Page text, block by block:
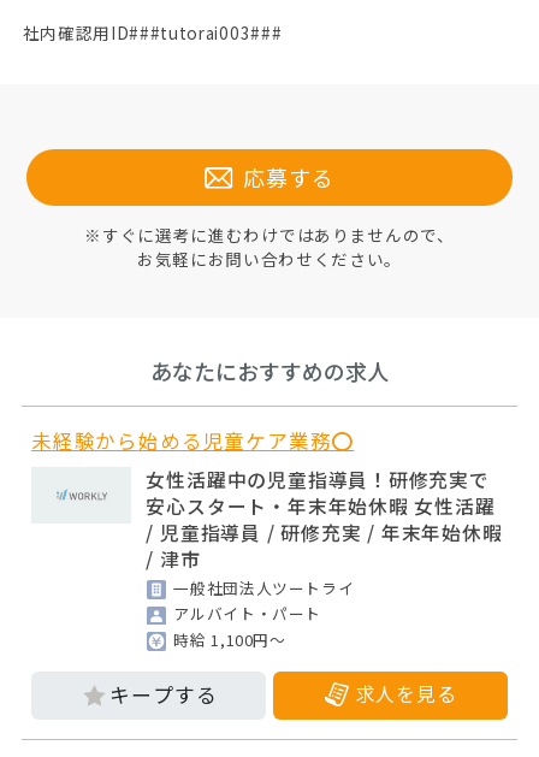
社内確認用ID###tutorai003###
応募する
※すぐに選考に進むわけではありませんので、
お気軽にお問い合わせください。
あなたにおすすめの求人
未経験から始める児童ケア業務⭕
女性活躍中の児童指導員！研修充実で
安心スタート・年末年始休暇 女性活躍
/ 児童指導員 / 研修充実 / 年末年始休暇
/ 津市
一般社団法人ツートライ
アルバイト・パート
時給 1,100円～
求人を見る